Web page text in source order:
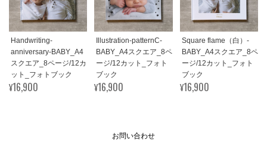
Handwriting-
anniversary-BABY_A4
スクエア_8ページ/12カ
ット_フォトブック
¥16,900
Illustration-patternC-
BABY_A4スクエア_8ペ
ージ/12カット_フォト
ブック
¥16,900
Square flame（白）-
BABY_A4スクエア_8ペ
ージ/12カット_フォト
ブック
¥16,900
お問い合わせ